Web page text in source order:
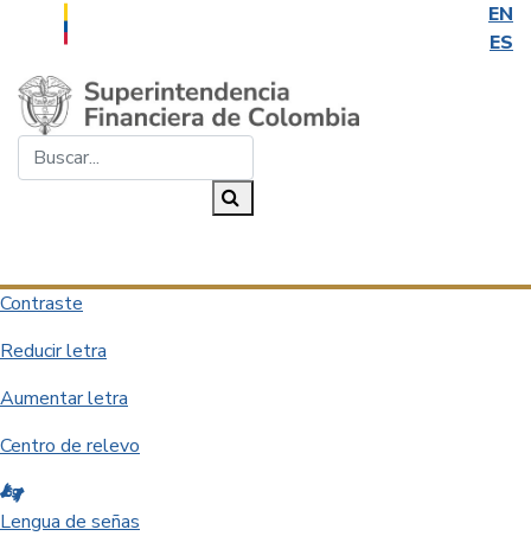
EN
ES
Saltar al contenido principal
Contraste
Reducir letra
Aumentar letra
Centro de relevo
Lengua de señas